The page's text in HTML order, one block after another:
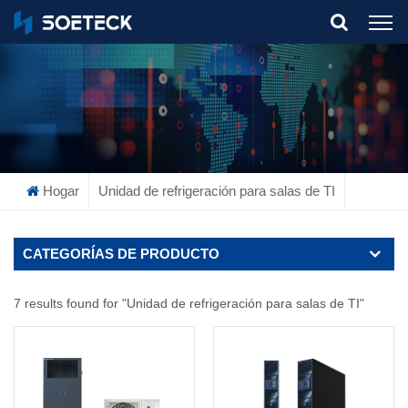
What Are You Looking For?
Hogar Unidad de refrigeración para salas de TI
CATEGORÍAS DE PRODUCTO
7 results found for "Unidad de refrigeración para salas de TI"